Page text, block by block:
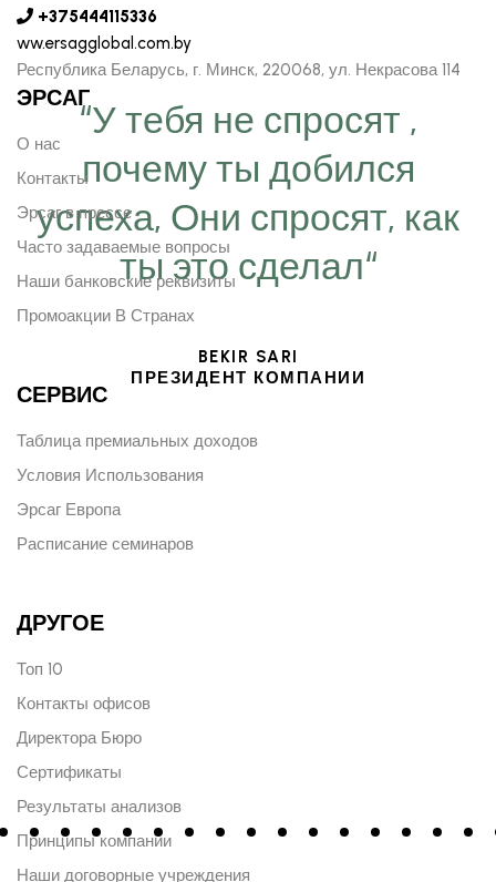
“У тебя не спросят ,
почему ты добился
успеха, Они спросят, как
ты это сделал“
BEKIR SARI
ПРЕЗИДЕНТ КОМПАНИИ
+375444115336
ww.ersagglobal.com.by
Республика Беларусь, г. Минск, 220068, ул. Некрасова 114
ЭРСАГ
О нас
Контакты
Эрсаг в прессе
Часто задаваемые вопросы
Наши банковские реквизиты
Промоакции В Странах
СЕРВИС
Таблица премиальных доходов
Условия Использования
Эрсаг Европа
Расписание семинаров
ДРУГОЕ
Топ 10
Контакты офисов
Директора Бюро
Сертификаты
Результаты анализов
Принципы компании
Наши договорные учреждения